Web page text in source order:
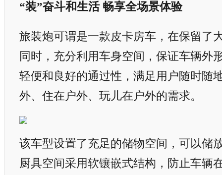
“装”奋斗和生活 畅享全场景体验
旅装炮可谓是一款皮卡房车，在保留了
同时，充分利用车身空间，保证车辆外
轻便和良好的通过性，满足用户随时随
外、住在户外、玩儿在户外的需求。
该车型设置了充足的储物空间，可以储
厨具空间采用软镶嵌式结构，防止车辆